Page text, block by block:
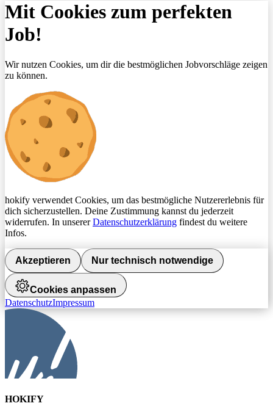
Mit Cookies zum perfekten
Job!
Wir nutzen Cookies, um dir die bestmöglichen Jobvorschläge zeigen
zu können.
hokify verwendet Cookies, um das bestmögliche Nutzererlebnis für
dich sicherzustellen. Deine Zustimmung kannst du jederzeit
widerrufen. In unsererDatenschutzerklärung findest du weitere
Infos.
Akzeptieren Nur technisch notwendige
Cookies anpassen
DatenschutzImpressum
HOKIFY